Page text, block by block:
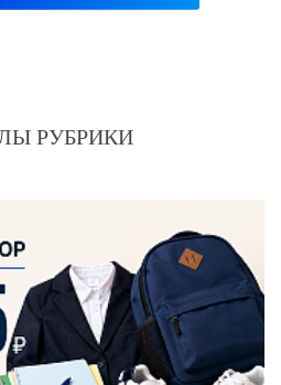
РУБРИКИ